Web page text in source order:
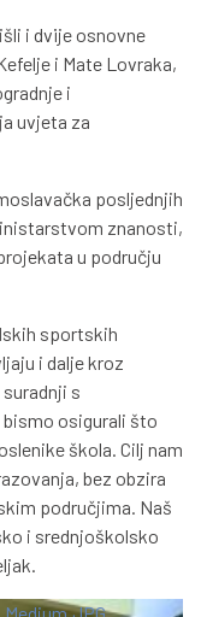
i dvije osnovne
i Mate Lovraka,
i
uvjeta za
posljednjih
znanosti,
u području
sportskih
i dalje kroz
s
osigurali što
škola. Cilj nam
bez obzira
područjima. Naš
i srednjoškolsko